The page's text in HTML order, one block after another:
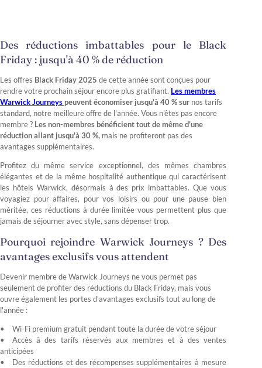
Des réductions imbattables pour le Black
Friday : jusqu'à 40 % de réduction
Les offres Black Friday 2025 de cette année sont conçues pour
rendre votre prochain séjour encore plus gratifiant. Les membres
Warwick Journeys peuvent économiser jusqu'à 40 % sur nos tarifs
standard, notre meilleure offre de l'année. Vous n'êtes pas encore
membre ? Les non-membres bénéficient tout de même d'une
réduction allant jusqu'à 30 %, mais ne profiteront pas des
avantages supplémentaires.
Profitez du même service exceptionnel, des mêmes chambres
élégantes et de la même hospitalité authentique qui caractérisent
les hôtels Warwick, désormais à des prix imbattables. Que vous
voyagiez pour affaires, pour vos loisirs ou pour une pause bien
méritée, ces réductions à durée limitée vous permettent plus que
jamais de séjourner avec style, sans dépenser trop.
Pourquoi rejoindre Warwick Journeys ? Des
avantages exclusifs vous attendent
Devenir membre de Warwick Journeys ne vous permet pas
seulement de profiter des réductions du Black Friday, mais vous
ouvre également les portes d'avantages exclusifs tout au long de
l'année :
Wi-Fi premium gratuit pendant toute la durée de votre séjour
Accès à des tarifs réservés aux membres et à des ventes
anticipées
Des réductions et des récompenses supplémentaires à mesure